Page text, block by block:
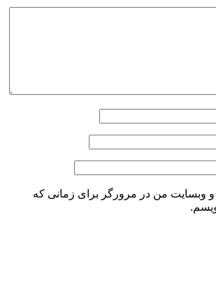
و وبسایت من در مرورگر برای زمانی که